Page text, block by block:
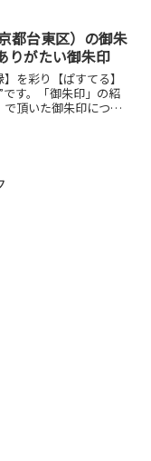
いん）は、主に日本
都台東区）の御朱
りがたい御朱印
を彩り【ぱすてる】
です。「御朱印」の紹
頂いた御朱印につい